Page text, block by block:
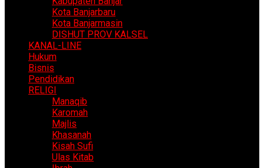
Kota Banjarbaru
Kota Banjarmasin
DISHUT PROV KALSEL
KANAL-LINE
Hukum
Bisnis
Pendidikan
RELIGI
Manaqib
Karomah
Majlis
Khasanah
Kisah Sufi
Ulas Kitab